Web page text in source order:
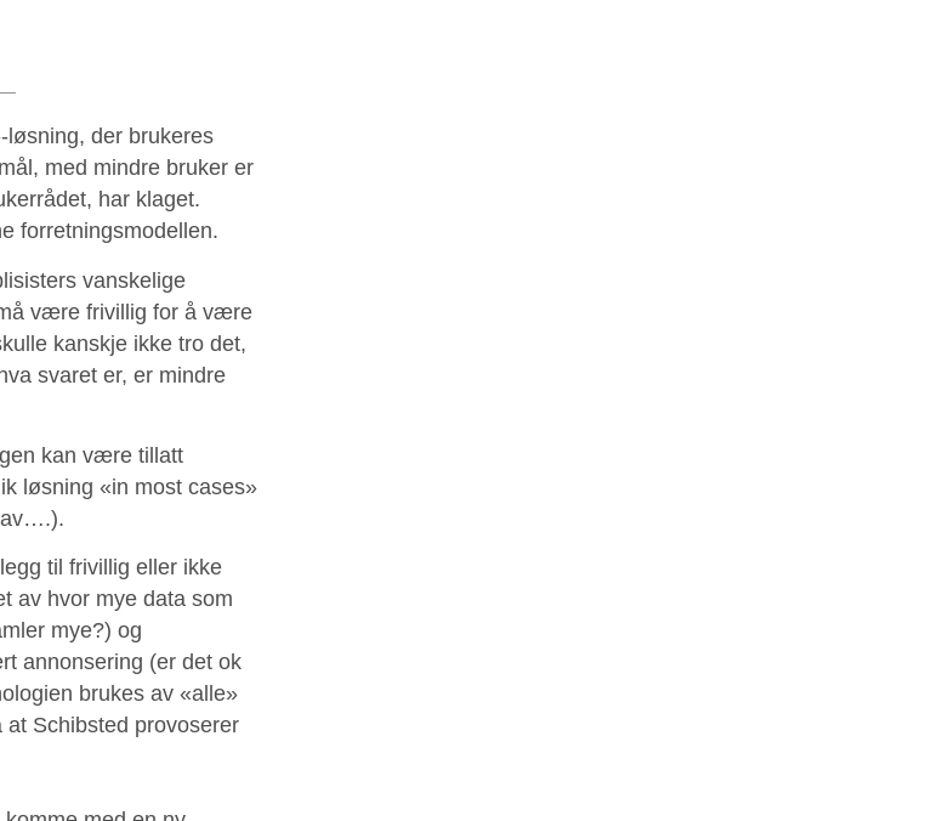
løsning, der brukeres
med mindre bruker er
har klaget.
forretningsmodellen.
vanskelige
være frivillig for å være
kanskje ikke tro det,
svaret er, er mindre
kan være tillatt
løsning «in most cases»
av….).
til frivillig eller ikke
av hvor mye data som
mye?) og
annonsering (er det ok
brukes av «alle»
Schibsted provoserer